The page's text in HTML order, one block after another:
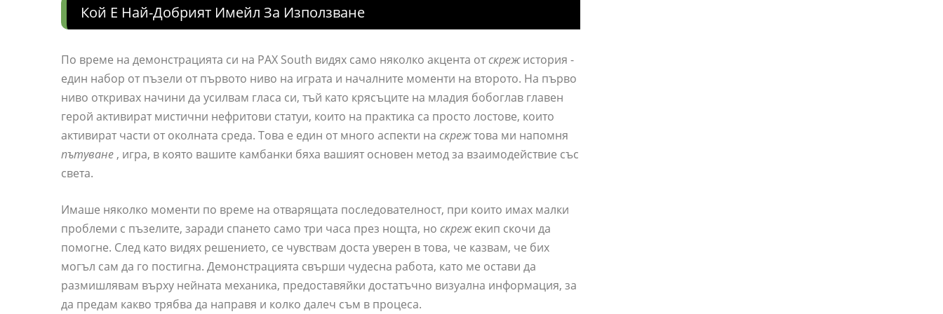
Кой Е Най-Добрият Имейл За Използване
По време на демонстрацията си на PAX South видях само няколко акцента отскрежистория -
един набор от пъзели от първото ниво на играта и началните моменти на второто. На първо
ниво откривах начини да усилвам гласа си, тъй като крясъците на младия бобоглав главен
герой активират мистични нефритови статуи, които на практика са просто лостове, които
активират части от околната среда. Това е един от много аспекти на скрежтова ми напомня
пътуване , игра, в която вашите камбанки бяха вашият основен метод за взаимодействие със
света.
Имаше няколко моменти по време на отварящата последователност, при които имах малки
проблеми с пъзелите, заради спането само три часа през нощта, но скрежекип скочи да
помогне. След като видях решението, се чувствам доста уверен в това, че казвам, че бих
могъл сам да го постигна. Демонстрацията свърши чудесна работа, като ме остави да
размишлявам върху нейната механика, предоставяйки достатъчно визуална информация, за
да предам какво трябва да направя и колко далеч съм в процеса.